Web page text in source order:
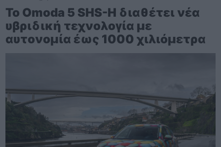
Το Omoda 5 SHS-H διαθέτει νέα
υβριδική τεχνολογία με
αυτονομία έως 1000 χιλιόμετρα